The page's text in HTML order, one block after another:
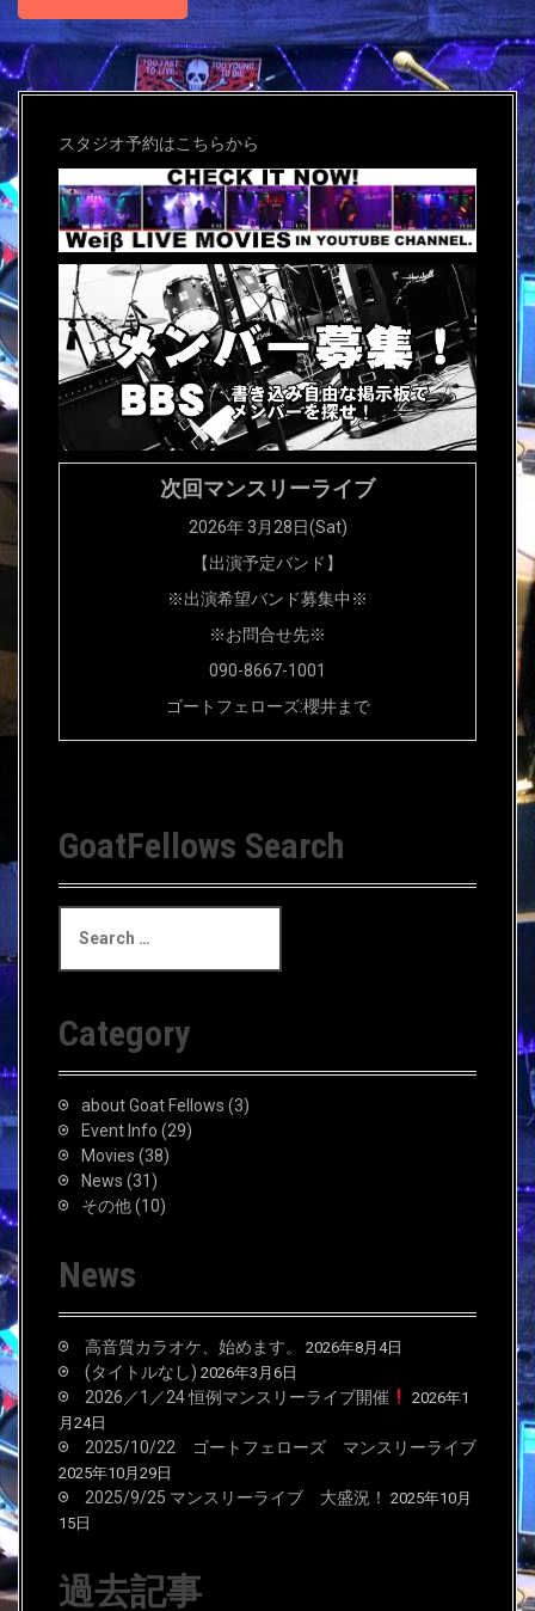
スタジオ予約はこちらから
次回マンスリーライブ
2026年 3月28日(Sat)
【出演予定バンド】
※出演希望バンド募集中※
※お問合せ先※
090-8667-1001
ゴートフェローズ:櫻井まで
GoatFellows Search
a
c
h
f
Category
about Goat Fellows (3)
Event Info (29)
Movies (38)
News (31)
その他(10)
News
高音質カラオケ、始めます。 2026年8月4日
(タイトルなし) 2026年3月6日
2026／1／24 恒例マンスリーライブ開催
2026年1
月24日
2025/10/22 ゴートフェローズ マンスリーライブ
2025年10月29日
2025/9/25 マンスリーライブ 大盛況！ 2025年10月
15日
過去記事